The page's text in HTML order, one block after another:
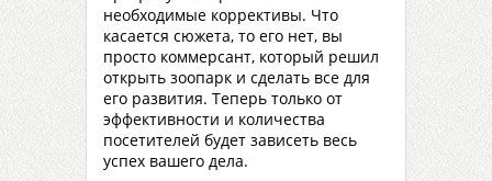
необходимые коррективы. Что
касается сюжета, то его нет, вы
просто коммерсант, который решил
открыть зоопарк и сделать все для
его развития. Теперь только от
эффективности и количества
посетителей будет зависеть весь
успех вашего дела.